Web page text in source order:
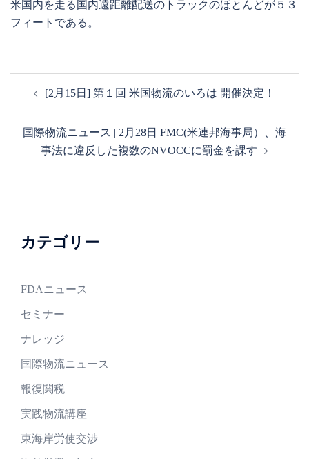
米国内を走る国内遠距離配送のトラックのほとんどが５３
フィートである。
ビ
ン
[2月15日] 第１回 米国物流のいろは 開催決定！
国際物流ニュース | 2月28日 FMC(米連邦海事局）、海
事法に違反した複数のNVOCCに罰金を課す
カテゴリー
FDAニュース
セミナー
ナレッジ
国際物流ニュース
報復関税
実践物流講座
東海岸労使交渉